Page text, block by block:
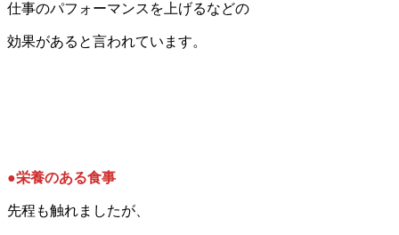
仕事のパフォーマンスを上げるなどの
効果があると言われています。
●栄養のある食事
先程も触れましたが、